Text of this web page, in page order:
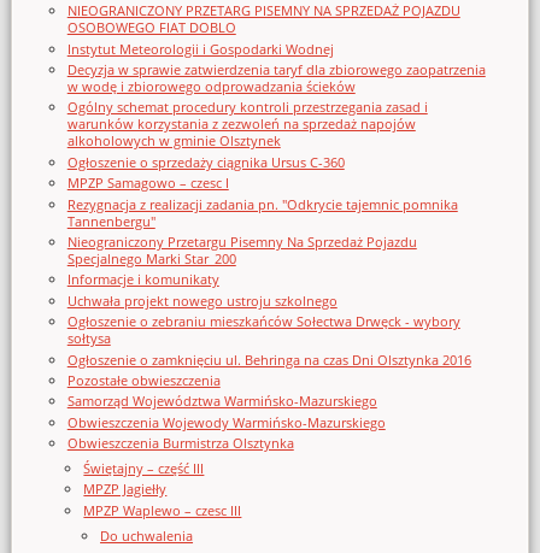
NIEOGRANICZONY PRZETARG PISEMNY NA SPRZEDAŻ POJAZDU
OSOBOWEGO FIAT DOBLO
Instytut Meteorologii i Gospodarki Wodnej
Decyzja w sprawie zatwierdzenia taryf dla zbiorowego zaopatrzenia
w wodę i zbiorowego odprowadzania ścieków
Ogólny schemat procedury kontroli przestrzegania zasad i
warunków korzystania z zezwoleń na sprzedaż napojów
alkoholowych w gminie Olsztynek
Ogłoszenie o sprzedaży ciągnika Ursus C-360
MPZP Samagowo – czesc I
Rezygnacja z realizacji zadania pn. "Odkrycie tajemnic pomnika
Tannenbergu"
Nieograniczony Przetargu Pisemny Na Sprzedaż Pojazdu
Specjalnego Marki Star_200
Informacje i komunikaty
Uchwała projekt nowego ustroju szkolnego
Ogłoszenie o zebraniu mieszkańców Sołectwa Drwęck - wybory
sołtysa
Ogłoszenie o zamknięciu ul. Behringa na czas Dni Olsztynka 2016
Pozostałe obwieszczenia
Samorząd Województwa Warmińsko-Mazurskiego
Obwieszczenia Wojewody Warmińsko-Mazurskiego
Obwieszczenia Burmistrza Olsztynka
Świętajny – część III
MPZP Jagiełły
MPZP Waplewo – czesc III
Do uchwalenia